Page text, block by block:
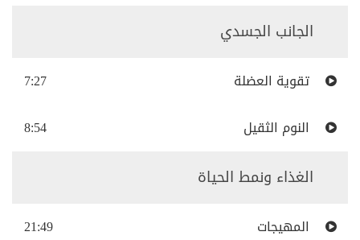
الجانب الجسدي
7:27
تقوية العضلة
8:54
النوم الثقيل
الغذاء ونمط الحياة
21:49
المهيجات